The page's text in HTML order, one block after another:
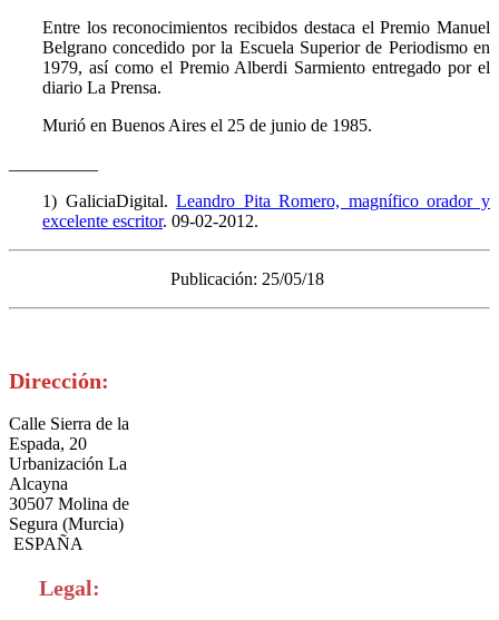
Entre los reconocimientos recibidos destaca el Premio Manuel
Belgrano concedido por la Escuela Superior de Periodismo en
1979, así como el Premio Alberdi Sarmiento entregado por el
diario La Prensa.
Murió en Buenos Aires el 25 de junio de 1985.
1) GaliciaDigital.Leandro Pita Romero, magnífico orador y
excelente escritor. 09-02-2012.
Publicación: 25/05/18
Dirección:
Calle Sierra de la
Espada, 20
Urbanización La
Alcayna
30507 Molina de
Segura (Murcia)
ESPAÑA
Legal: